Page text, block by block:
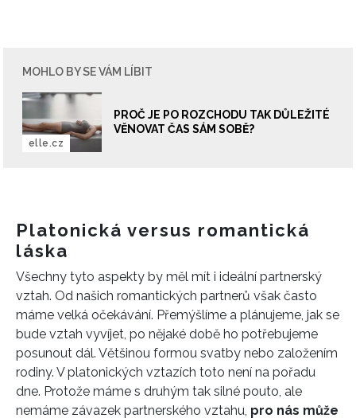
MOHLO BY SE VÁM LÍBIT
PROČ JE PO ROZCHODU TAK DŮLEŽITÉ
VĚNOVAT ČAS SÁM SOBĚ?
elle.cz
Platonická versus romantická
láska
Všechny tyto aspekty by měl mít i ideální partnerský
vztah. Od našich romantických partnerů však často
máme velká očekávání. Přemýšlíme a plánujeme, jak se
bude vztah vyvíjet, po nějaké době ho potřebujeme
posunout dál. Většinou formou svatby nebo založením
rodiny. V platonických vztazích toto není na pořadu
dne. Protože máme s druhým tak silné pouto, ale
nemáme závazek partnerského vztahu, pro nás může